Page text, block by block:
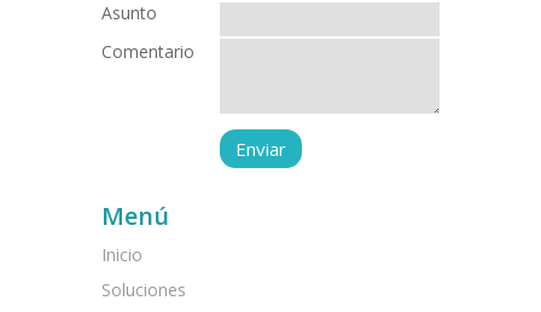
Asunto
Comentario
Menú
Inicio
Soluciones